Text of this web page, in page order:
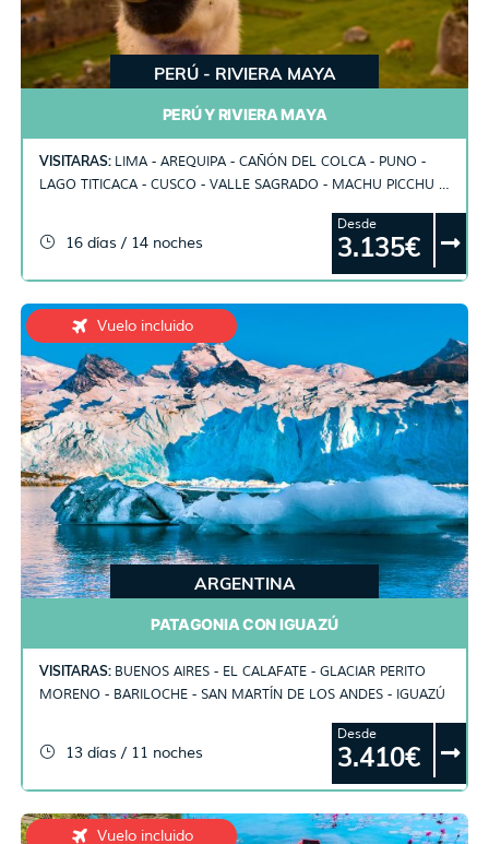
PERÚ - RIVIERA MAYA
PERÚ Y RIVIERA MAYA
VISITARAS: LIMA - AREQUIPA - CAÑÓN DEL COLCA - PUNO -
LAGO TITICACA - CUSCO - VALLE SAGRADO - MACHU PICCHU -
16 días / 14 noches
Desde
3.135€
Vuelo incluido
ARGENTINA
PATAGONIA CON IGUAZÚ
VISITARAS: BUENOS AIRES - EL CALAFATE - GLACIAR PERITO
MORENO - BARILOCHE - SAN MARTÍN DE LOS ANDES - IGUAZÚ
13 días / 11 noches
Desde
3.410€
Vuelo incluido